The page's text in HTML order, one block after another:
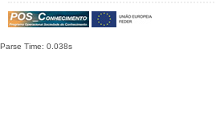
Parse Time: 0.038s